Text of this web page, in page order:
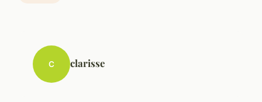
C clarisse